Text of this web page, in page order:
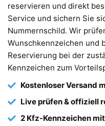
reservieren und direkt
Service und sichern Sie
Nummernschild. Wir
Wunschkennzeichen und
Reservierung bei der
Kennzeichen zum
Kostenloser Versand
Live prüfen & offiziell
2 Kfz-Kennzeichen